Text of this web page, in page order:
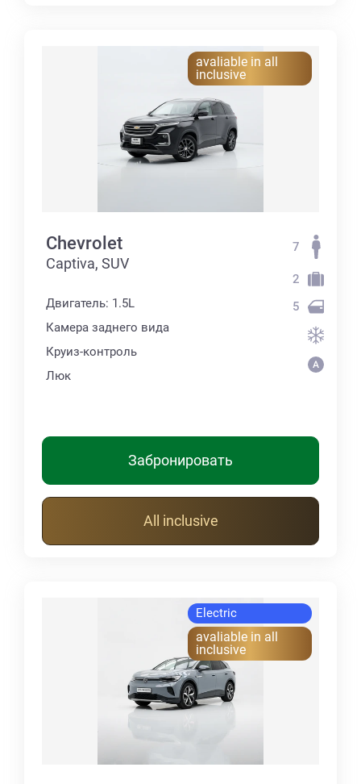
avaliable in all
inclusive
Chevrolet
Captiva, SUV
Двигатель: 1.5L
Камера заднего вида
Круиз-контроль
Люк
7
2
5
Забронировать
All inclusive
Electric
avaliable in all
inclusive